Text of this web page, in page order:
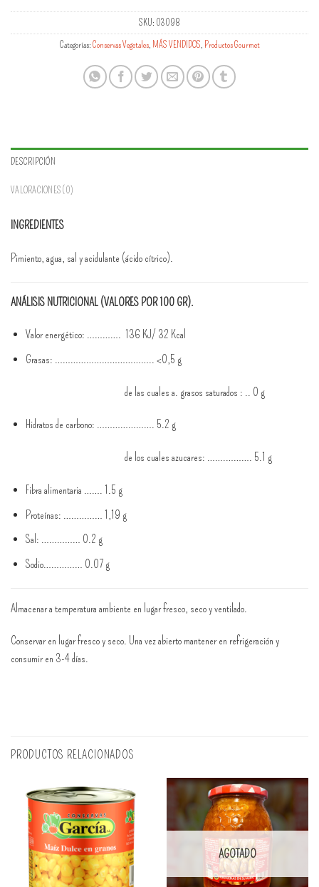
SKU: 03098
Categorías: Conservas Vegetales, MÁS VENDIDOS Productos Gourmet
DESCRIPCIÓN
VALORACIONES (0)
INGREDIENTES
Pimiento, agua, sal y acidulante (ácido cítrico).
ANÁLISIS NUTRICIONAL (VALORES POR 100 GR).
Valor energético: …………. 136 KJ/ 32 Kcal
Grasas: ……………………………….. <0,5 g
de las cuales a. grasos saturados : .. 0 g
Hidratos de carbono: …………………. 5.2 g
de los cuales azucares: …….………. 5.1 g
Fibra alimentaria ……. 1.5 g
Proteínas: …………… 1,19 g
Sal: …………… 0.2 g
Sodio…………… 0.07 g
Almacenar a temperatura ambiente en lugar fresco, seco y ventilado.
Conservar en lugar fresco y seco. Una vez abierto mantener en refrigeración y
consumir en 3-4 días.
PRODUCTOS RELACIONADOS
AGOTADO